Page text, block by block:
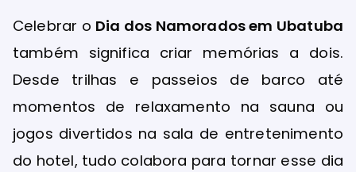
Celebrar o Dia dos Namorados em Ubatuba
também significa criar memórias a dois.
Desde trilhas e passeios de barco até
momentos de relaxamento na sauna ou
jogos divertidos na sala de entretenimento
do hotel, tudo colabora para tornar esse dia